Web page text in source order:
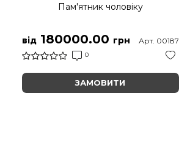
Пам'ятник чоловіку
від180000.00 грн
0
Арт. 00187
ЗАМОВИТИ